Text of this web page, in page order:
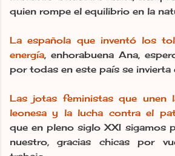
quien rompe el equilibrio en la
La española que inventó los
energía, enhorabuena Ana,
por todas en este país se invierta
Las jotas feministas que unen
leonesa y la lucha contra el
que en pleno siglo XXI sigamos
nuestro, gracias chicas por